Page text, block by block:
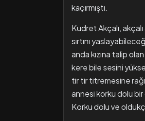
kaçırmıştı.
Kudret Akçalı,
sırtını
anda kızına talip
kere bile sesini
tir tir titremesine
annesi korku dolu bir
Korku dolu ve